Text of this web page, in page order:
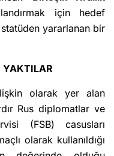
için hedef
yararlanan bir
YAKTILAR
olarak yer alan
Rus diplomatlar ve
(FSB) casusları
olarak kullanıldığı